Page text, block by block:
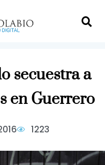
secuestra a
en Guerrero
1223